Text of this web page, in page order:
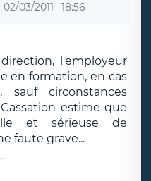
02/03/2011 18:56
l'employeur
en formation, en cas
circonstances
estime que
et sérieuse de
faute grave...